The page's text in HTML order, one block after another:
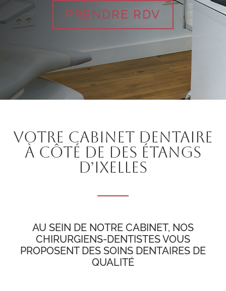
PRENDRE RDV
VOTRE CABINET DENTAIRE
À CÔTÉ DE DES ÉTANGS
D’IXELLES
AU SEIN DE NOTRE CABINET, NOS
CHIRURGIENS-DENTISTES VOUS
PROPOSENT DES SOINS DENTAIRES DE
QUALITÉ